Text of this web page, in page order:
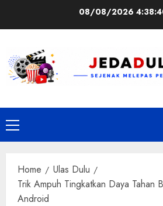
08/08/2026
Primary
Menu
Home
Ulas Dulu
Trik Ampuh Tingkatkan Daya Tahan
Android